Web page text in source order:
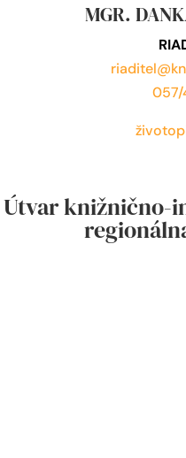
MGR.
Útvar knižnično-